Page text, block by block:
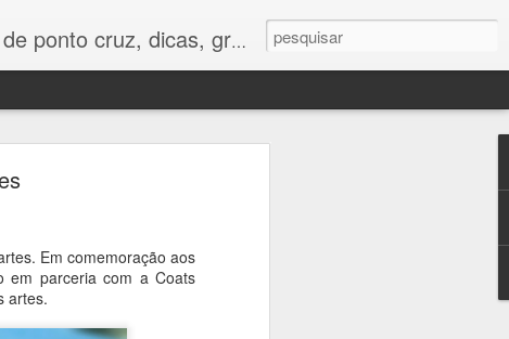
Em comemoração aos
em parceria com a Coats
artes.
e tudo para bordados em ponto cruz.
umavídeo aula
ficar lindo em